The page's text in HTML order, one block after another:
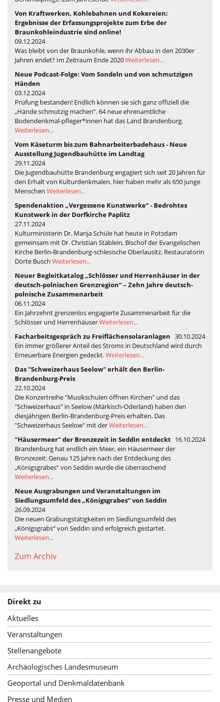
Von Kraftwerken, Kohlebahnen und Kokereien:
Ergebnisse der Erfassungsprojekte zum Erbe der
Braunkohleindustrie sind online!
09.12.2024
Was bleibt von der Braunkohle, wenn ihr Abbau in den 2030er
Jahren endet? Im Zeitraum Ende 2020Weiterlesen...
Neue Podcast-Folge: Vom Sondeln und von schmutzigen
Händen
03.12.2024
Prüfung bestanden! Endlich können sie sich ganz offiziell die
„Hände schmutzig machen“. 64 neue ehrenamtliche
Bodendenkmal-pfleger*innen hat das Land Brandenburg.
Weiterlesen...
Vom Käseturm bis zum Bahnarbeiterbadehaus - Neue
Ausstellung Jugendbauhütte im Landtag
29.11.2024
Die Jugendbauhütte Brandenburg engagiert sich seit 20 Jahren für
den Erhalt von Kulturdenkmalen, hier haben mehr als 650 junge
Menschen Weiterlesen...
Spendenaktion „Vergessene Kunstwerke“ - Bedrohtes
Kunstwerk in der Dorfkirche Paplitz
27.11.2024
Kulturministerin Dr. Manja Schüle hat heute in Potsdam
gemeinsam mit Dr. Christian Stäblein, Bischof der Evangelischen
Kirche Berlin-Brandenburg-schlesische Oberlausitz, Restauratorin
Dörte Busch Weiterlesen...
Neuer Begleitkatalog „Schlösser und Herrenhäuser in der
deutsch-polnischen Grenzregion“ – Zehn Jahre deutsch-
polnische Zusammenarbeit
06.11.2024
Ein Jahrzehnt grenzenlos engagierte Zusammenarbeit für die
Schlösser und HerrenhäuserWeiterlesen...
Facharbeitsgespräch zu Freiflächensolaranlagen 30.10.2024
Ein immer größerer Anteil des Stroms in Deutschland wird durch
Erneuerbare Energien gedeckt.Weiterlesen...
Das "Schweizerhaus Seelow" erhält den Berlin-
Brandenburg-Preis
22.10.2024
Die Konzertreihe "Musikschulen öffnen Kirchen" und das
"Schweizerhaus" in Seelow (Märkisch-Oderland) haben den
diesjährigen Berlin-Brandenburg-Preis erhalten. Das
"Schweizerhaus Seelow" mit derWeiterlesen...
"Häusermeer" der Bronzezeit in Seddin entdeckt 16.10.2024
Brandenburg hat endlich ein Meer, ein Häusermeer der
Bronzezeit: Genau 125 Jahre nach der Entdeckung des
„Königsgrabes“ von Seddin wurde die überraschend
Weiterlesen...
Neue Ausgrabungen und Veranstaltungen im
Siedlungsumfeld des „Königsgrabes“ von Seddin
26.09.2024
Die neuen Grabungstätigkeiten im Siedlungsumfeld des
„Königsgrabs“ von Seddin sind erfolgreich gestartet.
Weiterlesen...
Zum Archiv
Direkt zu
Aktuelles
Veranstaltungen
Stellenangebote
Archäologisches Landesmuseum
Geoportal und Denkmaldatenbank
Presse und Medien